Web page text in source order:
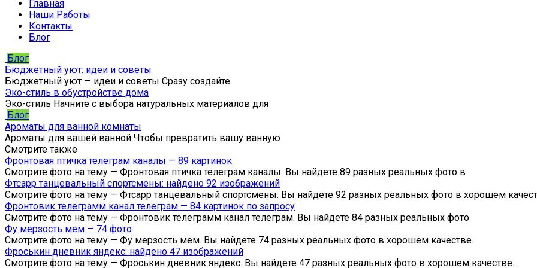
Главная
Наши Работы
Контакты
Блог
Блог
Бюджетный уют: идеи и советы
Бюджетный уют — идеи и советы Сразу создайте
Эко-стиль в обустройстве дома
Эко-стиль Начните с выбора натуральных материалов для
Блог
Ароматы для ванной комнаты
Ароматы для вашей ванной Чтобы превратить вашу ванную
Смотрите также
Фронтовая птичка телеграм каналы — 89 картинок
Смотрите фото на тему — Фронтовая птичка телеграм каналы. Вы найдете 89 разных реальных фото в
Фтсарр танцевальный спортсмены: найдено 92 изображений
Смотрите фото на тему — Фтсарр танцевальный спортсмены. Вы найдете 92 разных реальных фото в хорошем
Фронтовик телеграмм канал телеграм — 84 картинок по запросу
Смотрите фото на тему — Фронтовик телеграмм канал телеграм. Вы найдете 84 разных реальных фото
Фу мерзость мем — 74 фото
Смотрите фото на тему — Фу мерзость мем. Вы найдете 74 разных реальных фото в хорошем качестве.
Фроськин дневник яндекс: найдено 47 изображений
Смотрите фото на тему — Фроськин дневник яндекс. Вы найдете 47 разных реальных фото в хорошем качестве.